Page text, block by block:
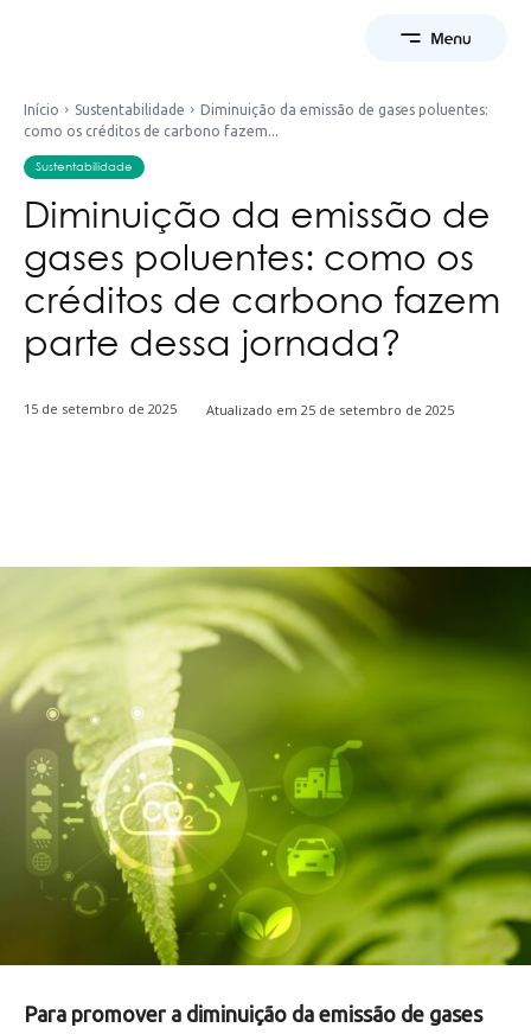
Início Sustentabilidade
Diminuição da emissão de gases poluentes:
como os créditos de carbono fazem...
Sustentabilidade
Diminuição da emissão de
gases poluentes: como os
créditos de carbono fazem
parte dessa jornada?
15 de setembro de 2025 Atualizado em 25 de setembro de 2025
Para promover a diminuição da emissão de gases